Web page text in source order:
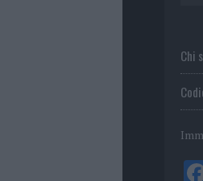
Chi